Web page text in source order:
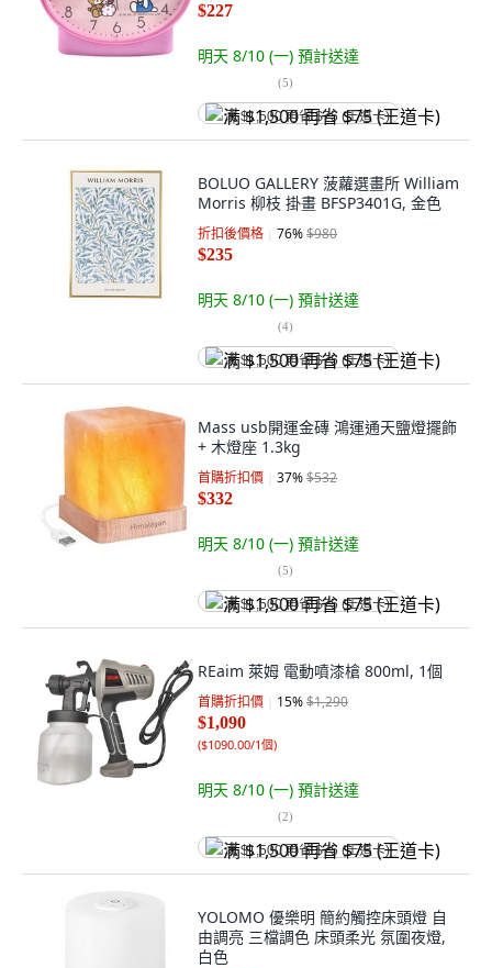
$227
明天 8/10 (一) 預計送達
(5)
满 $1,500 再省 $75 (王道卡)
BOLUO GALLERY 菠蘿選畫所 William
Morris 柳枝 掛畫 BFSP3401G, 金色
折扣後價格 76%$980
$235
明天 8/10 (一) 預計送達
(4)
满 $1,500 再省 $75 (王道卡)
Mass usb開運金磚 鴻運通天鹽燈擺飾
+ 木燈座 1.3kg
首購折扣價 37%$532
$332
明天 8/10 (一) 預計送達
(5)
满 $1,500 再省 $75 (王道卡)
REaim 萊姆 電動噴漆槍 800ml, 1個
首購折扣價 15%$1,290
$1,090
($1090.00/1個)
明天 8/10 (一) 預計送達
(2)
满 $1,500 再省 $75 (王道卡)
YOLOMO 優樂明 簡約觸控床頭燈 自
由調亮 三檔調色 床頭柔光 氛圍夜燈,
白色